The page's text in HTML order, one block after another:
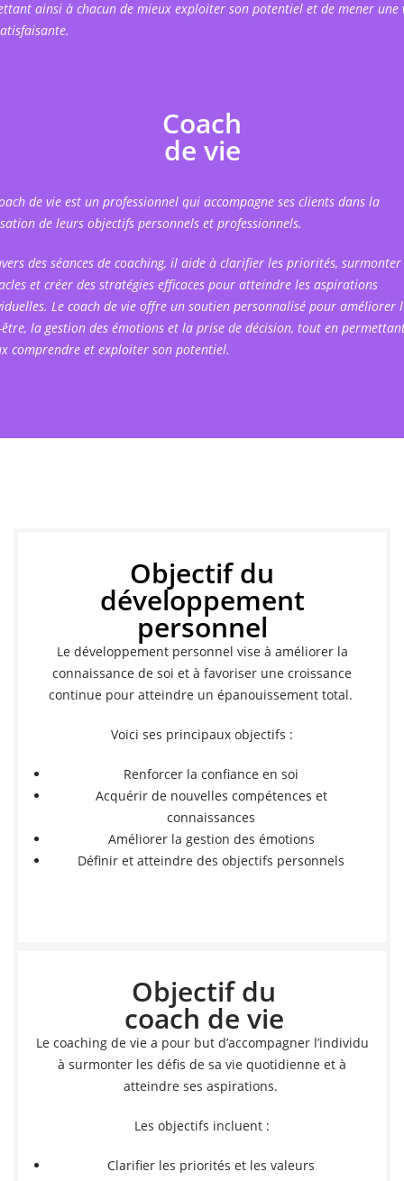
ainsi à chacun de mieux exploiter son potentiel et de mener une
Coach
de vie
de vie est un professionnel qui accompagne ses clients dans la
de leurs objectifs personnels et professionnels.
des séances de coaching, il aide à clarifier les priorités, surmonter
et créer des stratégies efficaces pour atteindre les aspirations
Le coach de vie offre un soutien personnalisé pour améliorer
la gestion des émotions et la prise de décision, tout en
comprendre et exploiter son potentiel.
Objectif du
développement
personnel
Le développement personnel vise à améliorer la
connaissance de soi et à favoriser une croissance
continue pour atteindre un épanouissement total.
Voici ses principaux objectifs :
Renforcer la confiance en soi
Acquérir de nouvelles compétences et
connaissances
Améliorer la gestion des émotions
Définir et atteindre des objectifs personnels
Objectif du
coach de vie
Le coaching de vie a pour but d’accompagner l’individu
à surmonter les défis de sa vie quotidienne et à
atteindre ses aspirations.
Les objectifs incluent :
Clarifier les priorités et les valeurs